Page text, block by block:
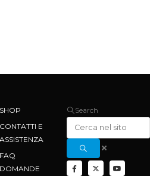
SHOP
CONTATTI E
ASSISTENZA
FAQ
DOMANDE
Search